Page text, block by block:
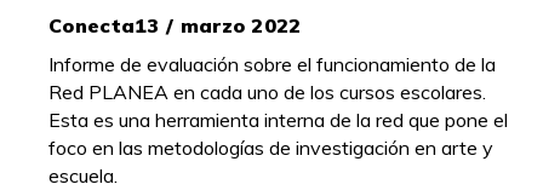
Conecta13 / marzo 2022
Informe de evaluación sobre el funcionamiento de la
Red PLANEA en cada uno de los cursos escolares.
Esta es una herramienta interna de la red que pone el
foco en las metodologías de investigación en arte y
escuela.